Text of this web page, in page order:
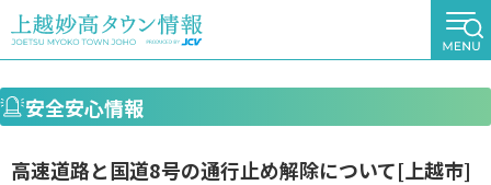
安全安心情報
高速道路と国道8号の通行止め解除について[上越市]